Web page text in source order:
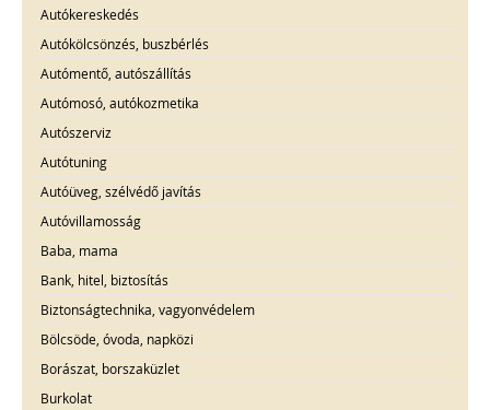
Autókereskedés
Autókölcsönzés, buszbérlés
Autómentő, autószállítás
Autómosó, autókozmetika
Autószerviz
Autótuning
Autóüveg, szélvédő javítás
Autóvillamosság
Baba, mama
Bank, hitel, biztosítás
Biztonságtechnika, vagyonvédelem
Bölcsöde, óvoda, napközi
Borászat, borszaküzlet
Burkolat